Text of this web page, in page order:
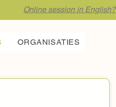
Online session in English?
ORGANISATIES